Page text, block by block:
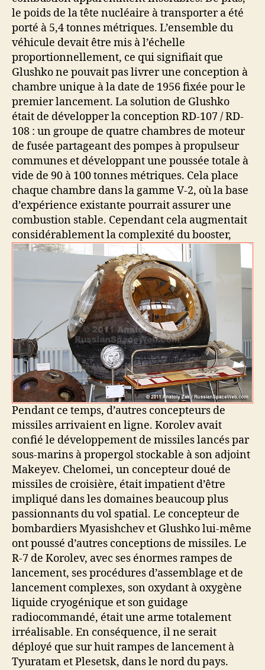
le poids de la tête nucléaire à transporter a été
porté à 5,4 tonnes métriques. L’ensemble du
véhicule devait être mis à l’échelle
proportionnellement, ce qui signifiait que
Glushko ne pouvait pas livrer une conception à
chambre unique à la date de 1956 fixée pour le
premier lancement. La solution de Glushko
était de développer la conception RD-107 / RD-
108 : un groupe de quatre chambres de moteur
de fusée partageant des pompes à propulseur
communes et développant une poussée totale à
vide de 90 à 100 tonnes métriques. Cela place
chaque chambre dans la gamme V-2, où la base
d’expérience existante pourrait assurer une
combustion stable. Cependant cela augmentait
considérablement la complexité du booster,
Pendant ce temps, d’autres concepteurs de
missiles arrivaient en ligne. Korolev avait
confié le développement de missiles lancés par
sous-marins à propergol stockable à son adjoint
Makeyev. Chelomei, un concepteur doué de
missiles de croisière, était impatient d’être
impliqué dans les domaines beaucoup plus
passionnants du vol spatial. Le concepteur de
bombardiers Myasishchev et Glushko lui-même
ont poussé d’autres conceptions de missiles. Le
R-7 de Korolev, avec ses énormes rampes de
lancement, ses procédures d’assemblage et de
lancement complexes, son oxydant à oxygène
liquide cryogénique et son guidage
radiocommandé, était une arme totalement
irréalisable. En conséquence, il ne serait
déployé que sur huit rampes de lancement à
Tyuratam et Plesetsk, dans le nord du pays.